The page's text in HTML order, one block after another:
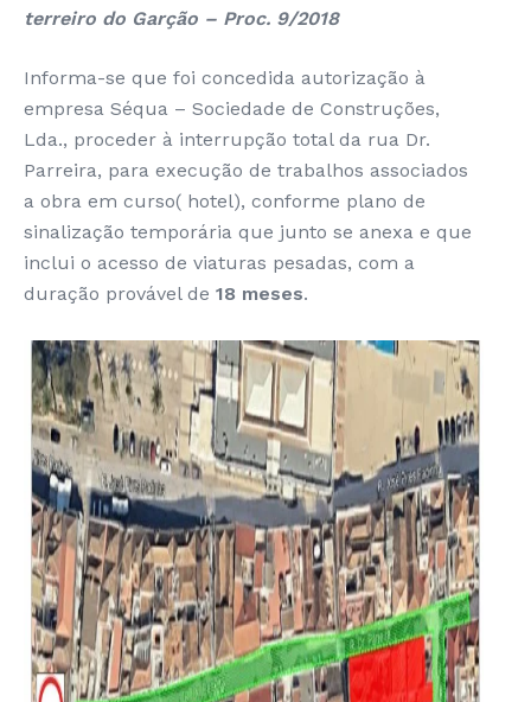
terreiro do Garção – Proc. 9/2018
Informa-se que foi concedida autorização à
empresa Séqua – Sociedade de Construções,
Lda., proceder à interrupção total da rua Dr.
Parreira, para execução de trabalhos associados
a obra em curso( hotel), conforme plano de
sinalização temporária que junto se anexa e que
inclui o acesso de viaturas pesadas, com a
duração provável de 18 meses.